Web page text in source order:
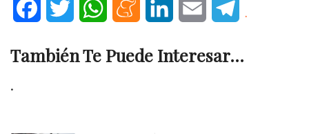
FacebookTwitter WhatsAppMeneameLinkedInEmail .
También Te Puede Interesar...
.